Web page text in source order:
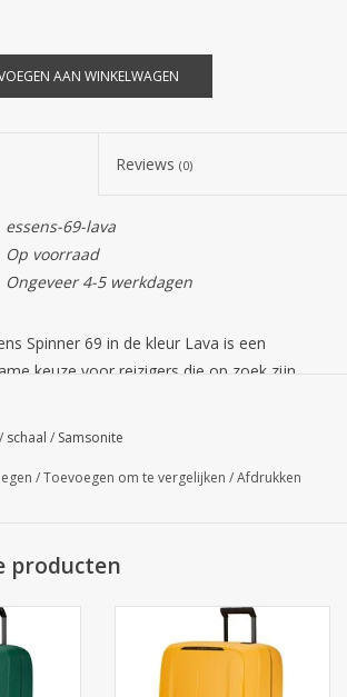
AAN WINKELWAGEN
Reviews (0)
essens-69-lava
Op voorraad
Ongeveer 4-5 werkdagen
Spinner 69 in de kleur Lava is een
keuze voor reizigers die op zoek zijn
niet alleen stijlvol, maar ook een
Spinner 69in
driepuntssluitingssysteem
bescherming tegen diefstal en vocht,
strakke, moderne vorm behoudt. De kleur
/ schaal / Samsonite
/Toevoegen om te vergelijken /Afdrukken
producten